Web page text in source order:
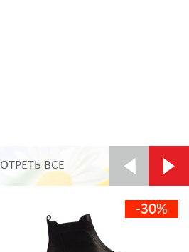
ВСЕ
-30%